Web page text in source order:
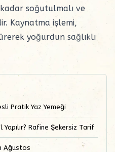
kadar soğutulmalı ve
Kaynatma işlemi,
yoğurdun sağlıklı
Pratik Yaz Yemeği
Rafine Şekersiz Tarif
Ağustos